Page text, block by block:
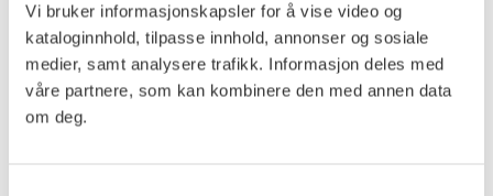
Vi bruker informasjonskapsler for å vise video og
kataloginnhold, tilpasse innhold, annonser og sosiale
medier, samt analysere trafikk. Informasjon deles med
våre partnere, som kan kombinere den med annen data
om deg.
Vurdering
NOK 10 000–15 000
Auksjonert